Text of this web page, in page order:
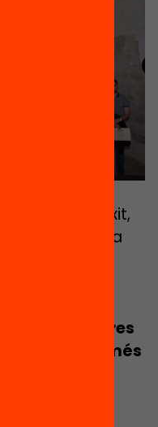
de Pamplona
Lecxit,
de la lectura
i
de mestres
ja més